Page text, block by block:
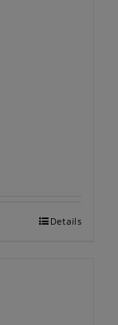
Details